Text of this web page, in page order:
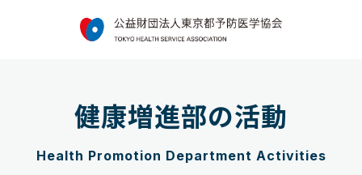
健康増進部の活動
Health Promotion Department Activities